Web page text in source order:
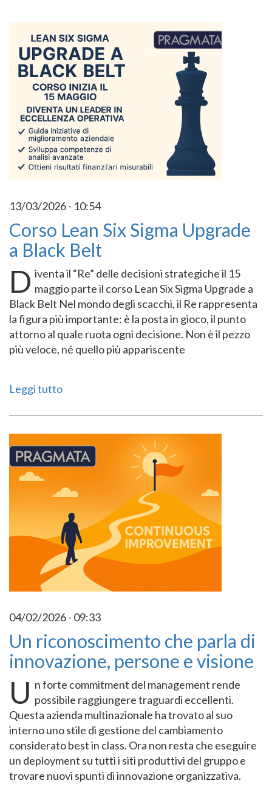
13/03/2026 - 10:54
Corso Lean Six Sigma Upgrade
a Black Belt
D iventa il “Re” delle decisioni strategiche il 15
maggio parte il corso Lean Six Sigma Upgrade a
Black Belt Nel mondo degli scacchi, il Re rappresenta
la figura più importante: è la posta in gioco, il punto
attorno al quale ruota ogni decisione. Non è il pezzo
più veloce, né quello più appariscente
Leggi tutto
04/02/2026 - 09:33
Un riconoscimento che parla di
innovazione, persone e visione
U n forte commitment del management rende
possibile raggiungere traguardi eccellenti.
Questa azienda multinazionale ha trovato al suo
interno uno stile di gestione del cambiamento
considerato best in class. Ora non resta che eseguire
un deployment su tutti i siti produttivi del gruppo e
trovare nuovi spunti di innovazione organizzativa.